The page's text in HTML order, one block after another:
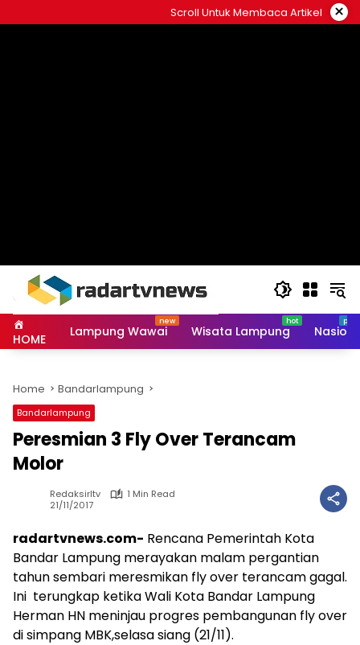
to
Scroll Untuk Membaca Artikel ×
HOME Lampung Wawai Wisata Lampung
Home Bandarlampung
Bandarlampung
Peresmian 3 Fly Over Terancam
Molor
Redaksirltv
1 Min Read
21/11/2017
radartvnews.com- Rencana Pemerintah Kota
Bandar Lampung merayakan malam pergantian
tahun sembari meresmikan fly over terancam gagal.
Ini terungkap ketika Wali Kota Bandar Lampung
Herman HN meninjau progres pembangunan fly over
di simpang MBK,selasa siang (21/11).